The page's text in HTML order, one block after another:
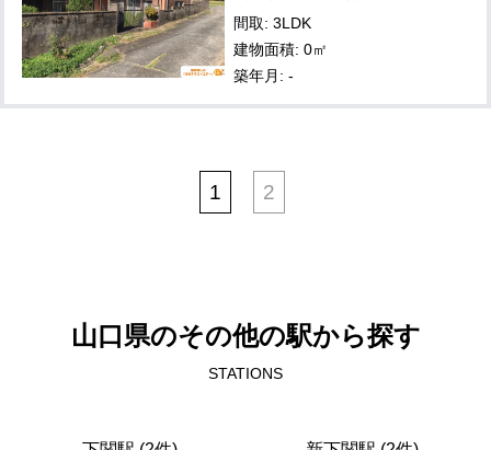
間取: 3LDK
建物面積: 0㎡
築年月: -
1 2
山口県のその他の駅から探す
STATIONS